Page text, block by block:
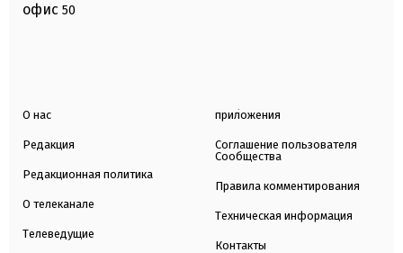
офис 50
О нас
Редакция
Редакционная политика
О телеканале
Телеведущие
приложения
Соглашение пользователя
Сообщества
Правила комментирования
Техническая информация
Контакты